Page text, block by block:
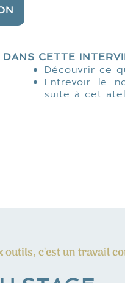
DANS CETTE
Découvrir ce
Entrevoir le
suite à cet
c'est un travail